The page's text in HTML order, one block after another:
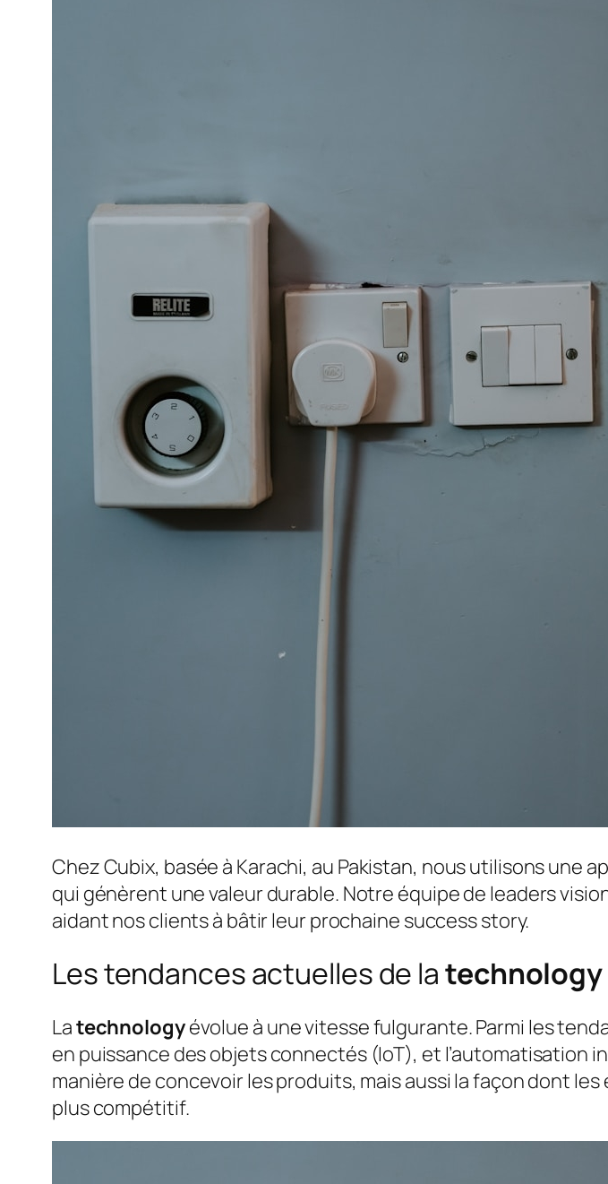
Chez Cubix, basée à Karachi, au Pakistan, nous utilisons
qui génèrent une valeur durable. Notre équipe de leaders
aidant nos clients à bâtir leur prochaine success story.
Les tendances actuelles de latechnology
Latechnologyévolue à une vitesse fulgurante. Parmi les
en puissance des objets connectés (IoT), et
manière de concevoir les produits, mais aussi la façon dont
plus compétitif.